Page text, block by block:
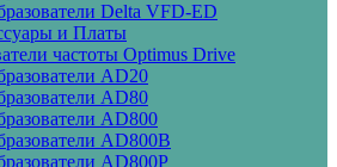
Delta VFD-ED
и Платы
частоты Optimus Drive
AD20
AD80
AD800
AD800B
AD800P